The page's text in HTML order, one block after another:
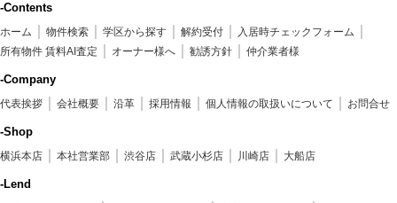
-Contents
ホーム 物件検索 学区から探す 解約受付
入居時チェックフォーム
所有物件 賃料AI査定
オーナー様へ 勧誘方針 仲介業者様
-Company
代表挨拶 会社概要 沿革 採用情報 個人情報の取扱いについて お問合せ
-Shop
横浜本店 本社営業部 渋谷店 武蔵小杉店 川崎店 大船店
-Lend